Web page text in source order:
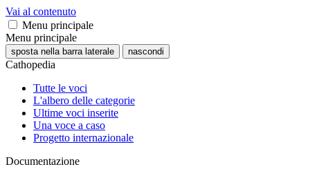
Vai al contenuto
Menu principale
Menu principale
sposta nella barra laterale nascondi
Cathopedia
Tutte le voci
L'albero delle categorie
Ultime voci inserite
Una voce a caso
Progetto internazionale
Documentazione